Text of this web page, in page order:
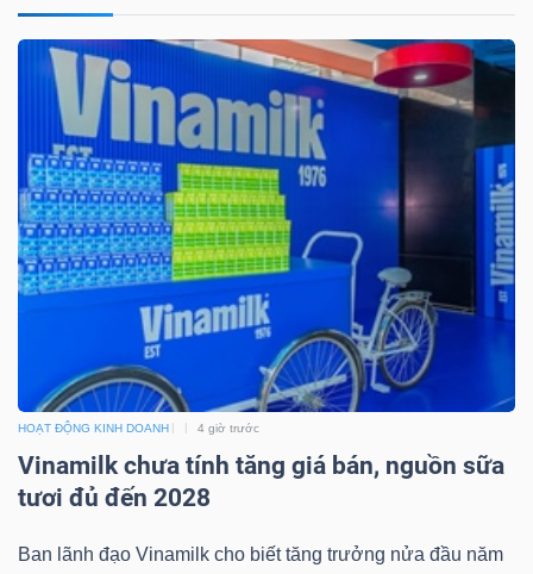
HOẠT ĐỘNG KINH DOANH 4 giờ trước
Vinamilk chưa tính tăng giá bán, nguồn sữa
tươi đủ đến 2028
Ban lãnh đạo Vinamilk cho biết tăng trưởng nửa đầu năm
TÍCH
VIETSTOCKFINANCE
VĨ
MÔ
DOANH
NGHIỆP